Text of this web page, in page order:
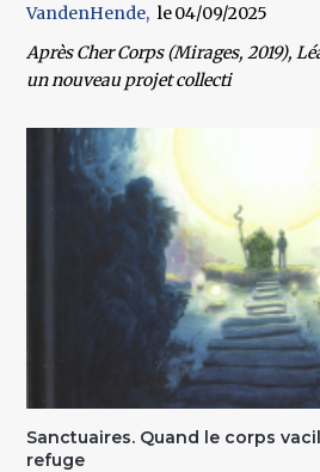
VandenHende
04/09/2025
Après Cher Corps (Mirages, 2019),
un nouveau projet collecti
Sanctuaires. Quand le corps
refuge